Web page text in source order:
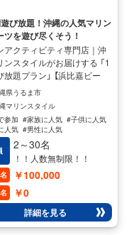
び放題！沖縄の人気マリン
ツを遊び尽くそう！
アクティビティ専門店｜沖
ンスタイルがお届けする 「1
放題プラン」 【浜比嘉ビー
野湾マリーナ開催】にて開催
ご希望の開催場所おお伝え
い。 なんと6時間もの間、
の人気マリンスポーツを心
でお楽しみいただける贅沢
ンです。 1:ジェットツーリ
フライボード 3:ホバーボー
ェイクボード 5:バナナボー
マーブル 7:スリラー 8:サ
インダー 9:ミニマーブル
ジェットツーリングで爽
を駆け抜けたり、フライボ
県うるま市
マリンスタイル
参加 #家族に人気 #子供に人気
人気 #男性に人気
2～30名
！！人数無制限！！
￥100,000
￥0
詳細を見る